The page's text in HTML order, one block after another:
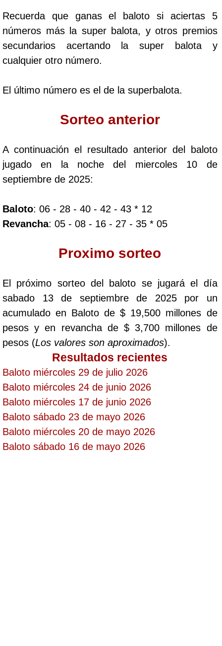
Paisita Día
Paisita Noche
Pick 4 Día
Pijao de Oro
Saman de la suerte
Sinuano Día
Sinuano Noche
Super Chontico Noche
Recuerda que ganas el baloto si aciertas 5
números más la super balota, y otros premios
secundarios acertando la super balota y
cualquier otro número.
El último número es el de la superbalota.
Sorteo anterior
A continuación el resultado anterior del baloto
jugado en la noche del miercoles 10 de
septiembre de 2025:
Baloto: 06 - 28 - 40 - 42 - 43 * 12
Revancha: 05 - 08 - 16 - 27 - 35 * 05
Proximo sorteo
El próximo sorteo del baloto se jugará el día
sabado 13 de septiembre de 2025 por un
acumulado en Baloto de $ 19,500 millones de
pesos y en revancha de $ 3,700 millones de
pesos (Los valores son aproximados).
Resultados recientes
Baloto miércoles 29 de julio 2026
Baloto miércoles 24 de junio 2026
Baloto miércoles 17 de junio 2026
Baloto sábado 23 de mayo 2026
Baloto miércoles 20 de mayo 2026
Baloto sábado 16 de mayo 2026